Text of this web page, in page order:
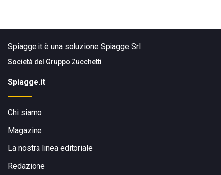
Spiagge.it è una soluzione Spiagge Srl
Società del Gruppo Zucchetti
Spiagge.it
Chi siamo
Magazine
La nostra linea editoriale
Redazione